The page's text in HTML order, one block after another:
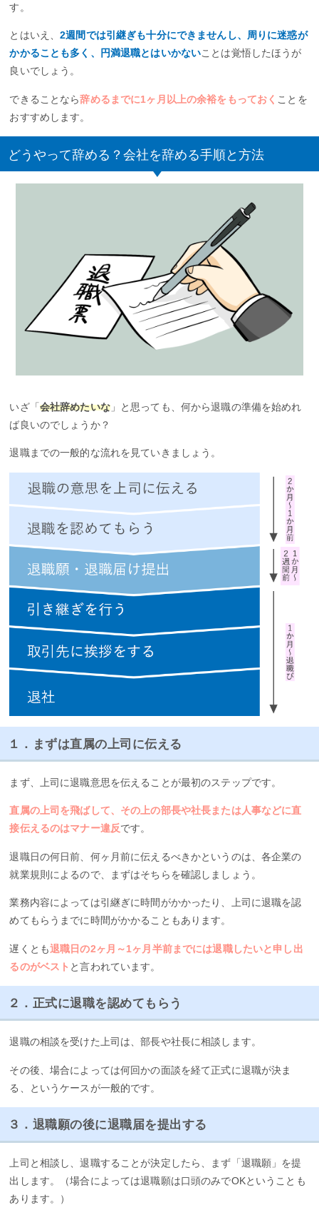
す。
とはいえ、2週間では引継ぎも十分にできませんし、周りに迷惑が
かかることも多く、円満退職とはいかないことは覚悟したほうが
良いでしょう。
できることなら辞めるまでに1ヶ月以上の余裕をもっておく ことを
おすすめします。
どうやって辞める？会社を辞める手順と方法
いざ「 会社辞めたいな」と思っても、何から退職の準備を始めれ
ば良いのでしょうか？
退職までの一般的な流れを見ていきましょう。
１．まずは直属の上司に伝える
まず、上司に退職意思を伝えることが最初のステップです。
直属の上司を飛ばして、その上の部長や社長または人事などに直
接伝えるのはマナー違反です。
退職日の何日前、何ヶ月前に伝えるべきかというのは、各企業の
就業規則によるので、まずはそちらを確認しましょう。
業務内容によっては引継ぎに時間がかかったり、上司に退職を認
めてもらうまでに時間がかかることもあります。
遅くとも退職日の2ヶ月～1ヶ月半前までには退職したいと申し出
るのがベスト と言われています。
２．正式に退職を認めてもらう
退職の相談を受けた上司は、部長や社長に相談します。
その後、場合によっては何回かの面談を経て正式に退職が決ま
る、というケースが一般的です。
３．退職願の後に退職届を提出する
上司と相談し、退職することが決定したら、まず「退職願」を提
出します。（場合によっては退職願は口頭のみでOKということも
あります。）